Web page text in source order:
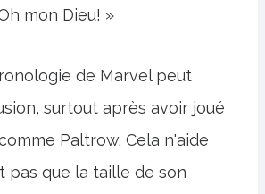
mon Dieu! »
de Marvel peut
surtout après avoir joué
Paltrow. Cela n'aide
pas que la taille de son